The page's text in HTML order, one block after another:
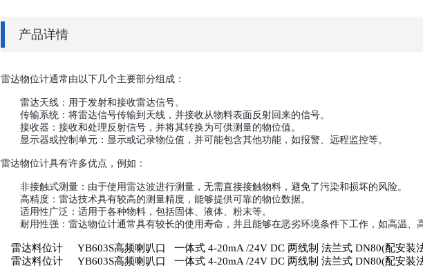
产品详情
雷达物位计通常由以下几个主要部分组成：
雷达天线：用于发射和接收雷达信号。
传输系统：将雷达信号传输到天线，并接收从物料表面反射回来的信号。
接收器：接收和处理反射信号，并将其转换为可供测量的物位值。
显示器或控制单元：显示或记录物位值，并可能包含其他功能，如报警、远程监控等。
雷达物位计具有许多优点，例如：
非接触式测量：由于使用雷达波进行测量，无需直接接触物料，避免了污染和损坏的风险。
高精度：雷达技术具有较高的测量精度，能够提供可靠的物位数据。
适用性广泛：适用于各种物料，包括固体、液体、粉末等。
耐用性强：雷达物位计通常具有较长的使用寿命，并且能够在恶劣环境条件下工作，如高温、
雷达料位计 YB603S高频喇叭口 一体式 4-20mA /24V DC 两线制 法兰式 DN80(配安装
雷达料位计
YB603S高频喇叭口 一体式 4-20mA /24V DC 两线制 法兰式 DN80(配安装